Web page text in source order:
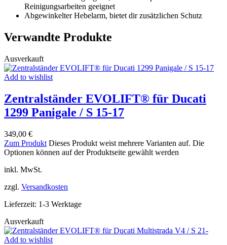
Reinigungsarbeiten geeignet
Abgewinkelter Hebelarm, bietet dir zusätzlichen Schutz
Verwandte Produkte
Ausverkauft
Add to wishlist
Zentralständer EVOLIFT® für Ducati
1299 Panigale / S 15-17
349,00 €
Zum Produkt Dieses Produkt weist mehrere Varianten auf. Die
Optionen können auf der Produktseite gewählt werden
inkl. MwSt.
zzgl. Versandkosten
Lieferzeit: 1-3 Werktage
Ausverkauft
Add to wishlist